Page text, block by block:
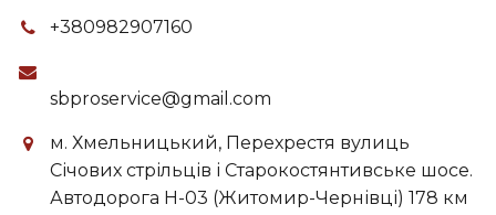
+380982907160
sbproservice@gmail.com
м. Хмельницький, Перехрестя вулиць
Січових стрільців і Старокостянтивське шосе.
Автодорога H-03 (Житомир-Чернівці) 178 км